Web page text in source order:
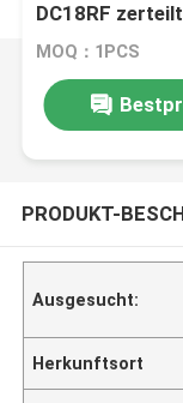
DC18RF
Ladestrom
MOQ：1PCS
PRODUKT-
Ausgesucht:
Herkunftsort